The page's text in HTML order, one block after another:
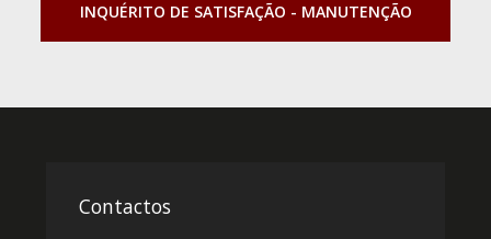
INQUÉRITO DE SATISFAÇÃO - MANUTENÇÃO
Contactos